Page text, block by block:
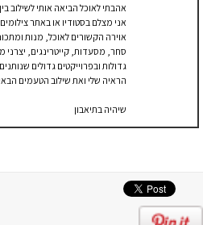
אהבתי לאוכל הביאה אותי לשילוב
אני מצלם בסטודיו או באתר
אוירה הקשורים לאוכל, מנות
סחר, מסעדות, קייטרינגים, יצרני
גדולות ובפרוייקטים גדולים
הראיה שלי ואת שילוב הטעמים
שיהיה בתיאבון